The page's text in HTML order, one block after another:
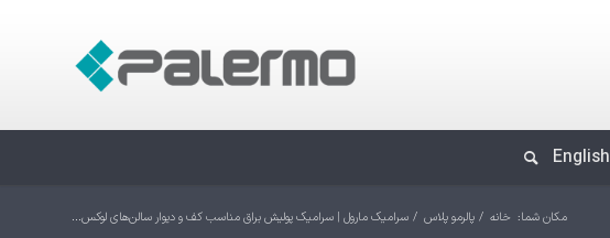
English
مکان شما: خانه / پالرمو پلاس / سرامیک مارول | سرامیک پولیش براق مناسب کف و دیوار سالن‌های لوکس...